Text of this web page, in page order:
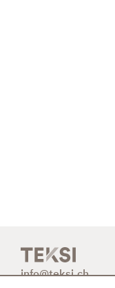
info@teksi.ch